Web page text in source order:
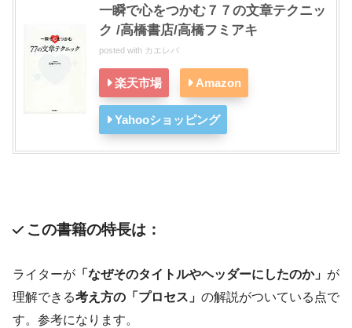
一瞬で心をつかむ７７の文章テクニッ
ク /高橋書店/高橋フミアキ
posted with カエレバ
楽天市場 Amazon
Yahooショッピング
この書籍の特長は：
ライターが 「なぜそのタイトルやヘッダーにしたのか」 が
理解できる考え方の「プロセス」 の解説がついている点で
す。参考になります。